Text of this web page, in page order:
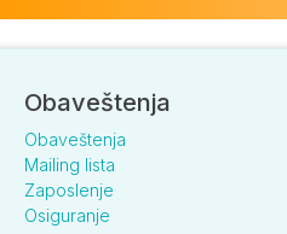
Obaveštenja
Obaveštenja
Mailing lista
Zaposlenje
Osiguranje